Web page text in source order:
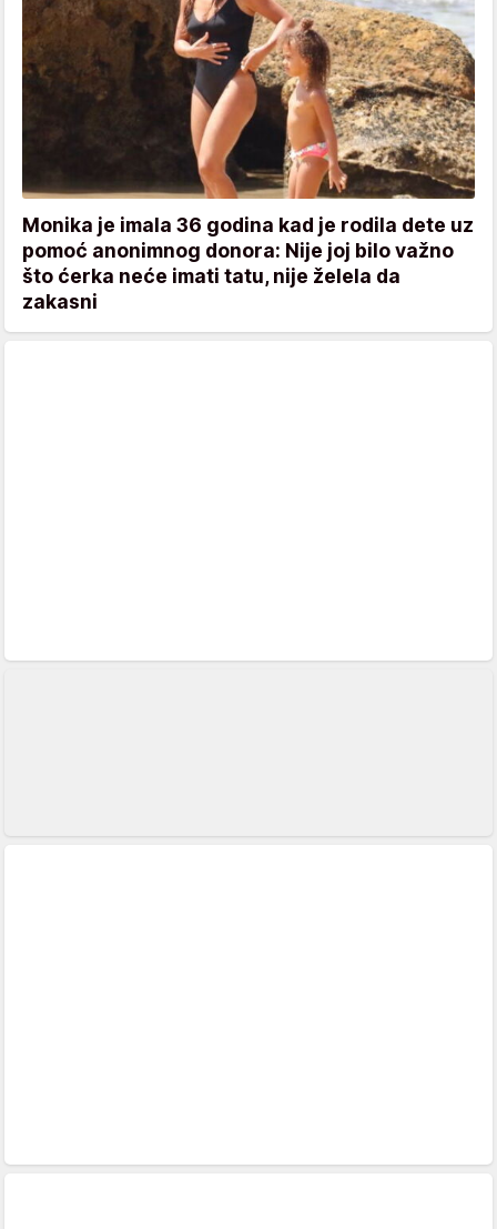
Monika je imala 36 godina kad je rodila dete uz
pomoć anonimnog donora: Nije joj bilo važno
što ćerka neće imati tatu, nije želela da
zakasni